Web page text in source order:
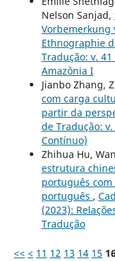
Nelson Sanjad,
Vorbemerkung
Ethnographie
Tradução: v.
Amazônia I
Jianbo Zhang,
com carga
partir da
de Tradução:
Contínuo)
Zhihua Hu,
estrutura
português
português ,
(2023):
Tradução
<< < 11 12 13 14 15